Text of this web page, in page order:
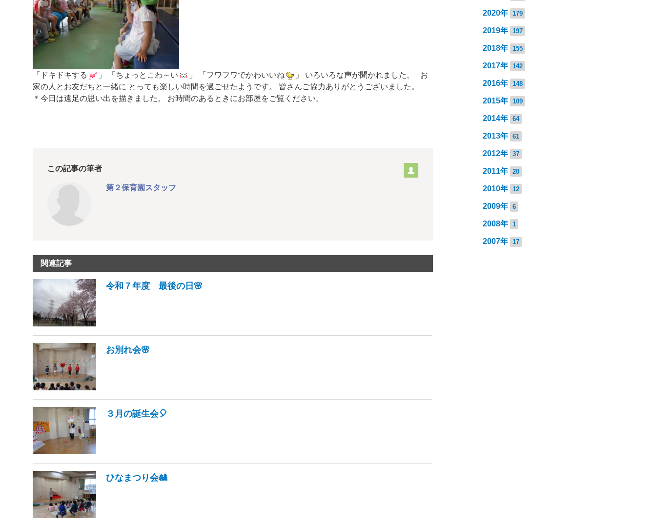
「ドキドキする 」 「ちょっとこわ～い 」 「フワフワでかわいいね
」 いろいろな声が聞かれました。 お
家の人とお友だちと一緒に とっても楽しい時間を過ごせたようです。 皆さんご協力ありがとうございました。
＊今日は遠足の思い出を描きました。 お時間のあるときにお部屋をご覧ください。
この記事の筆者
第２保育園スタッフ
関連記事
令和７年度 最後の日🌸
お別れ会🌸
３月の誕生会🎈
ひなまつり会🎎
2020年 179
2019年 197
2018年 155
2017年 142
2016年 148
2015年 109
2014年 64
2013年 61
2012年 37
2011年 20
2010年 12
2009年 6
2008年 1
2007年 17